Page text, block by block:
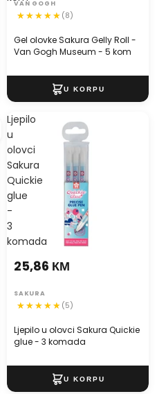
Gel olovke Sakura Gelly Roll -
Van Gogh Museum - 5 kom
VAN GOGH
(8)
Ljepilo
u
olovci
Sakura
Quickie
glue
-
3
komada
Ljepilo u olovci Sakura Quickie
glue - 3 komada
25,86 КМ
SAKURA
(5)